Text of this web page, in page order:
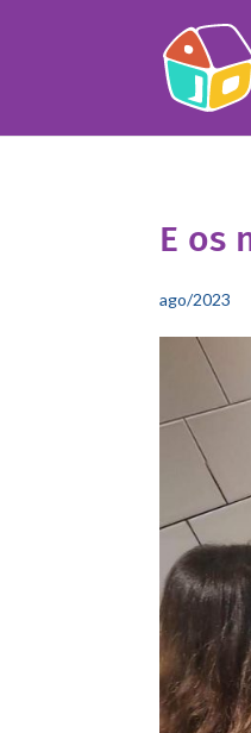
E os
ago/2023